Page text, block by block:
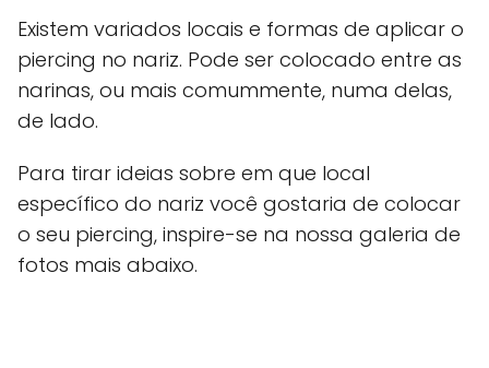
Existem variados locais e formas de aplicar o
piercing no nariz. Pode ser colocado entre as
narinas, ou mais comummente, numa delas,
de lado.
Para tirar ideias sobre em que local
específico do nariz você gostaria de colocar
o seu piercing, inspire-se na nossa galeria de
fotos mais abaixo.